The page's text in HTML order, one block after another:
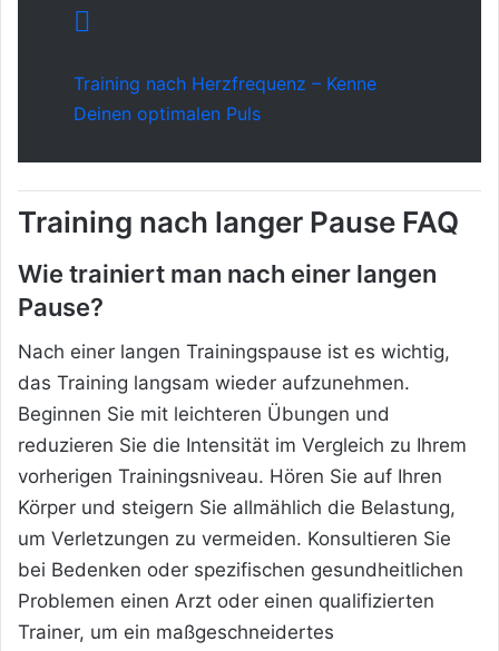
Training nach Herzfrequenz – Kenne
Deinen optimalen Puls
Training nach langer Pause FAQ
Wie trainiert man nach einer langen
Pause?
Nach einer langen Trainingspause ist es wichtig,
das Training langsam wieder aufzunehmen.
Beginnen Sie mit leichteren Übungen und
reduzieren Sie die Intensität im Vergleich zu Ihrem
vorherigen Trainingsniveau. Hören Sie auf Ihren
Körper und steigern Sie allmählich die Belastung,
um Verletzungen zu vermeiden. Konsultieren Sie
bei Bedenken oder spezifischen gesundheitlichen
Problemen einen Arzt oder einen qualifizierten
Trainer, um ein maßgeschneidertes